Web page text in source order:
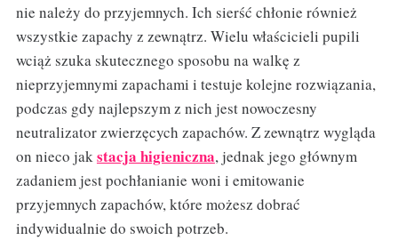
nie należy do przyjemnych. Ich sierść chłonie również
wszystkie zapachy z zewnątrz. Wielu właścicieli pupili
wciąż szuka skutecznego sposobu na walkę z
nieprzyjemnymi zapachami i testuje kolejne rozwiązania,
podczas gdy najlepszym z nich jest nowoczesny
neutralizator zwierzęcych zapachów. Z zewnątrz wygląda
on nieco jakstacja higieniczna, jednak jego głównym
zadaniem jest pochłanianie woni i emitowanie
przyjemnych zapachów, które możesz dobrać
indywidualnie do swoich potrzeb.